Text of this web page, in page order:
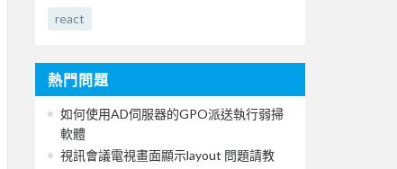
react
熱門問題
如何使用AD伺服器的GPO派送執行弱掃
軟體
視訊會議電視畫面顯示layout 問題請教